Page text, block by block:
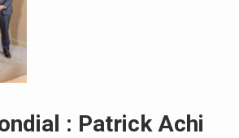
: Patrick Achi